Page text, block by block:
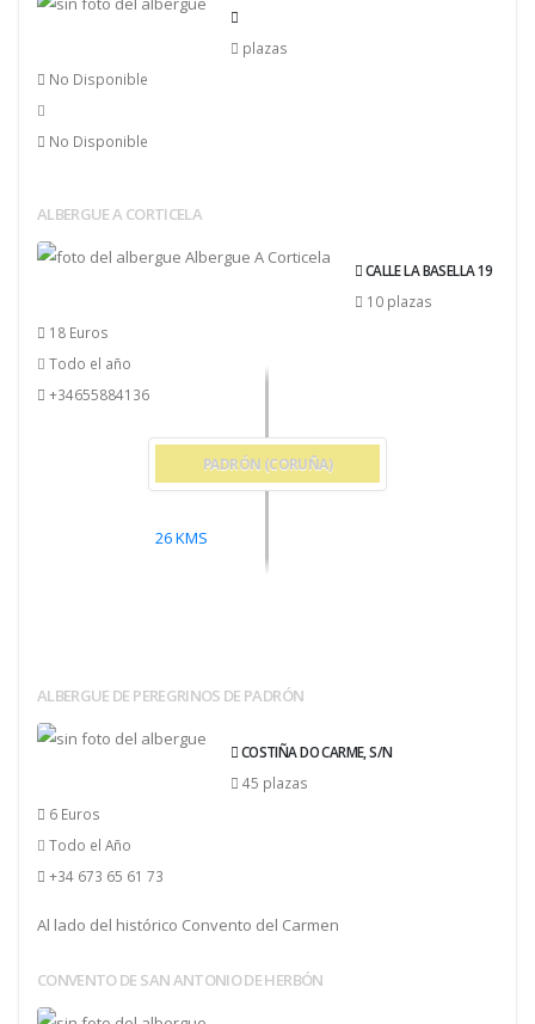
plazas
No Disponible
No Disponible
ALBERGUE A CORTICELA
CALLE LA BASELLA 19
10 plazas
18 Euros
Todo el año
+34655884136
PADRÓN (CORUÑA)
26KMS
ALBERGUE DE PEREGRINOS DE PADRÓN
COSTIÑA DO CARME, S/N
45 plazas
6 Euros
Todo el Año
+34 673 65 61 73
Al lado del histórico Convento del Carmen
CONVENTO DE SAN ANTONIO DE HERBÓN